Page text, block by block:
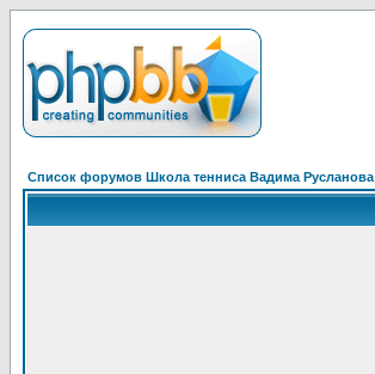
Список форумов Школа тенниса Вадима Русланова